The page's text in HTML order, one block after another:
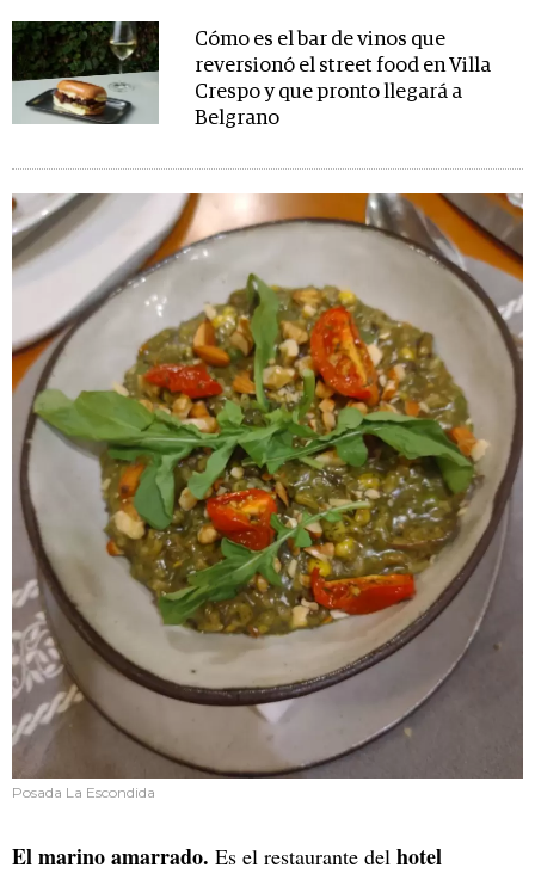
Cómo es el bar de vinos que
reversionó el street food en Villa
Crespo y que pronto llegará a
Belgrano
Posada La Escondida
El marino amarrado. Es el restaurante del hotel